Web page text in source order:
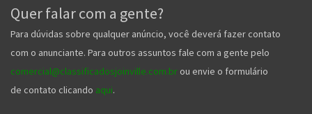
Quer falar com a gente?
Para dúvidas sobre qualquer anúncio, você deverá fazer contato
com o anunciante. Para outros assuntos fale com a gente pelo
comercial@classificadosjoinville.com.br ou envie o formulário
de contato clicando aqui.